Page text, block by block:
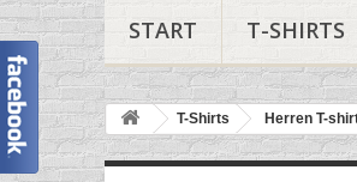
START T-SHIRTS
T-Shirts Herren T-